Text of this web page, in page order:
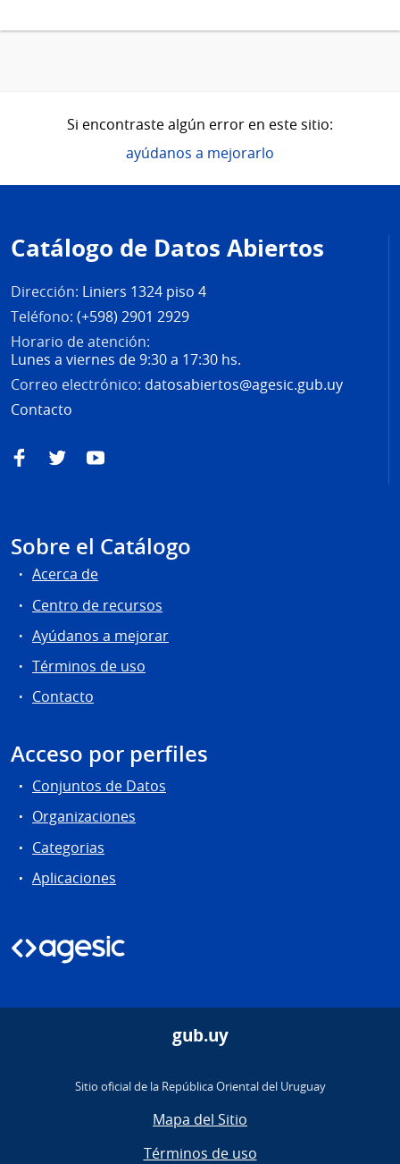
Si encontraste algún error en este sitio:
ayúdanos a mejorarlo
de
página
Catálogo de Datos Abiertos
Dirección: Liniers 1324 piso 4
Teléfono: (+598) 2901 2929
Horario de atención:
Lunes a viernes de 9:30 a 17:30 hs.
Correo electrónico: datosabiertos@agesic.gub.uy
Contacto
FacebookTwitterYouTube
Sobre el Catálogo
Acerca de
Centro de recursos
Ayúdanos a mejorar
Términos de uso
Contacto
Acceso por perfiles
Conjuntos de Datos
Organizaciones
Categorias
Aplicaciones
gub.uy
Sitio oficial de la República Oriental del Uruguay
Mapa del Sitio
Términos de uso